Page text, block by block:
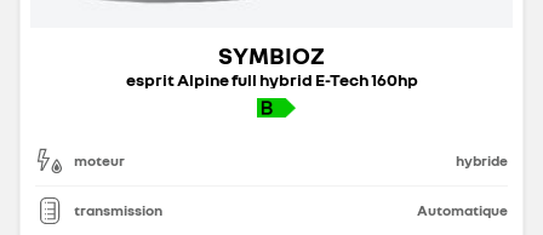
SYMBIOZ
esprit Alpine full hybrid E-Tech 160hp
moteur hybride
transmission Automatique